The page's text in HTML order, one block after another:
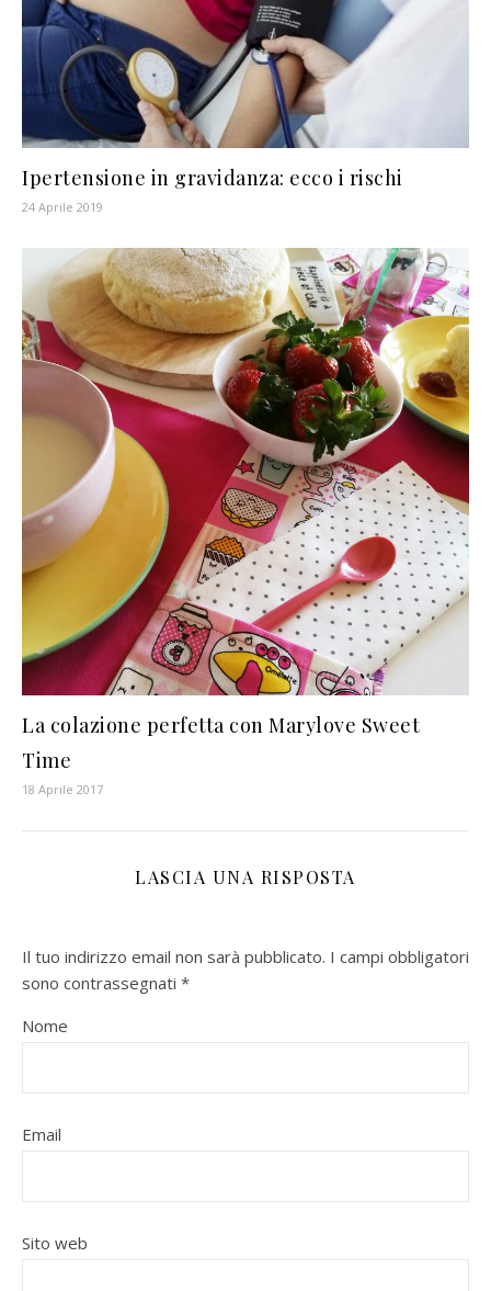
Ipertensione in gravidanza: ecco i rischi
24 Aprile 2019
La colazione perfetta con Marylove Sweet
Time
18 Aprile 2017
LASCIA UNA RISPOSTA
Il tuo indirizzo email non sarà pubblicato. I campi obbligatori
sono contrassegnati *
Nome
Email
Sito web